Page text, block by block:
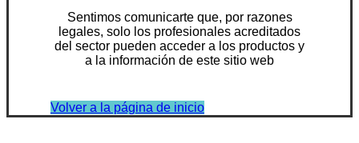
Sentimos comunicarte que, por razones
legales, solo los profesionales acreditados
del sector pueden acceder a los productos y
a la información de este sitio web
Volver a la página de inicio